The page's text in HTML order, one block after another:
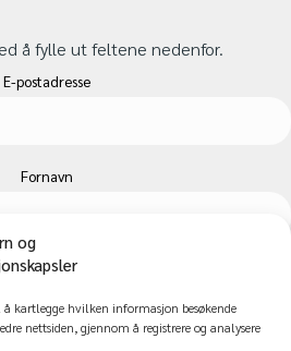
og
kartlegge hvilken informasjon besøkende
nettsiden, gjennom å registrere og analysere
å fylle ut feltene nedenfor.
E-postadresse
Fornavn
Etternavn